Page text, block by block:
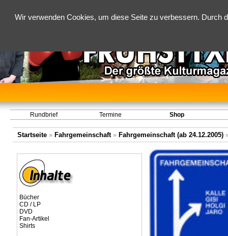
Wir verwenden Cookies, um diese Seite zu verbessern.
Rundbrief Termine Shop
Startseite» Fahrgemeinschaft» Fahrgemeinschaft (ab 24.12.2005)
Bücher
CD / LP
DVD
Fan-Artikel
Shirts